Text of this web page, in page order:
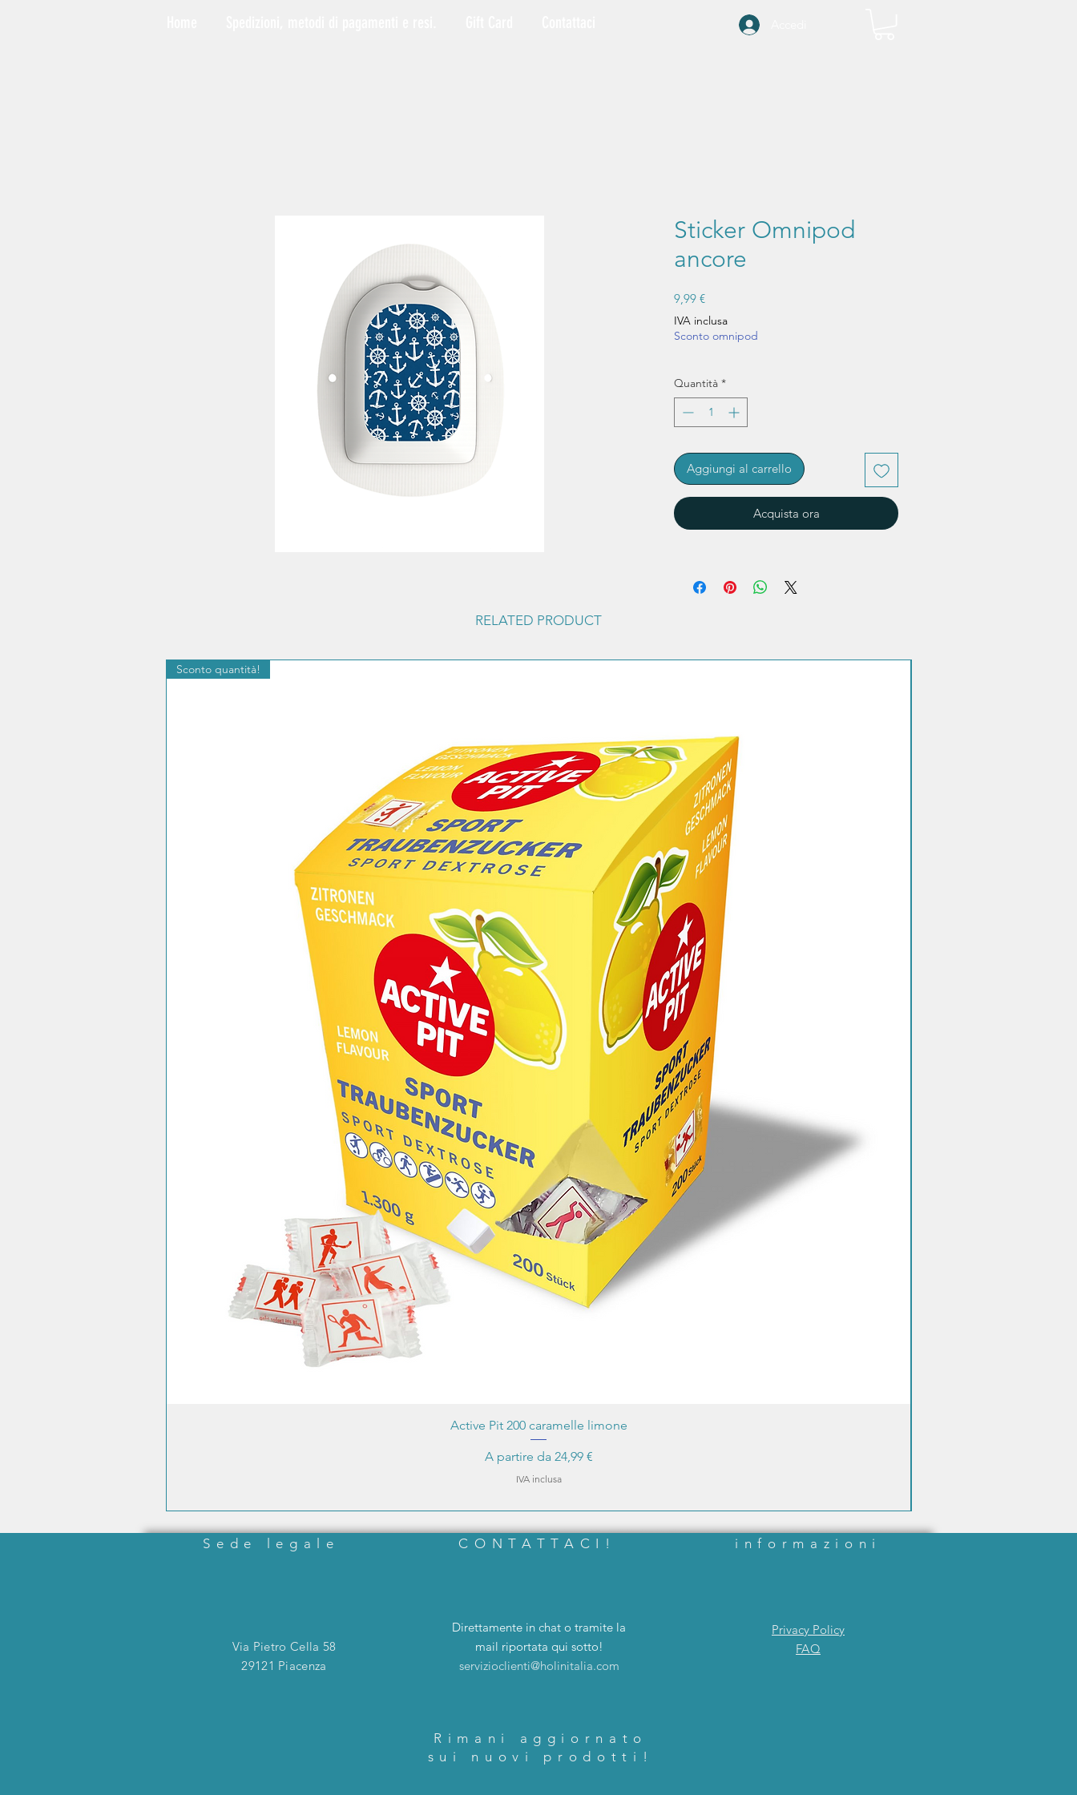
Sticker Omnipod
ancore
9,99 €Prezzo
IVA inclusa
Sconto omnipod
Quantità *
Aggiungi al carrello
Acquista ora
RELATED PRODUCT
Sconto quantità!
Active Pit 200 caramelle limone
A partire da 24,99 €
Prezzo scontato
IVA inclusa
Sede legale CONTATTACI! informazioni
Via Pietro Cella 58
29121 Piacenza
Direttamente in chat o tramite la
mail riportata qui sotto!
servizioclienti@holinitalia.com
Privacy Policy
FAQ
Rimani aggiornato
sui nuovi prodotti!